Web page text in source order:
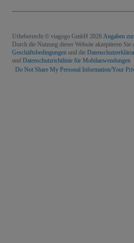
Urheberrecht © viagogo GmbH 2026 Angaben
Durch die Nutzung dieser Website akzeptieren Sie
Geschäftsbedingungen und die
und Datenschutzrichtlinie für Mobilanwendungen
Do Not Share My Personal Information/Your